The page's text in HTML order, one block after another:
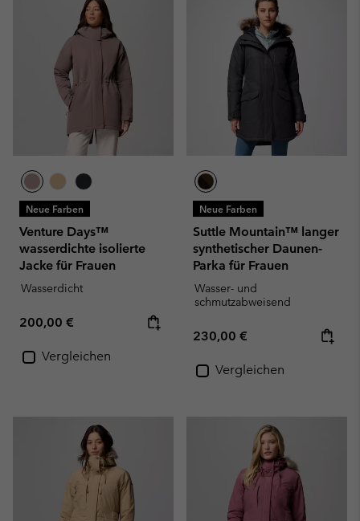
Neue Farben
Venture Days™
wasserdichte isolierte
Jacke für Frauen
Wasserdicht
Regular price:
200,00 €
Vergleichen
Neue Farben
Suttle Mountain™ langer
synthetischer Daunen-
Parka für Frauen
Wasser- und
schmutzabweisend
Regular price:
230,00 €
Vergleichen